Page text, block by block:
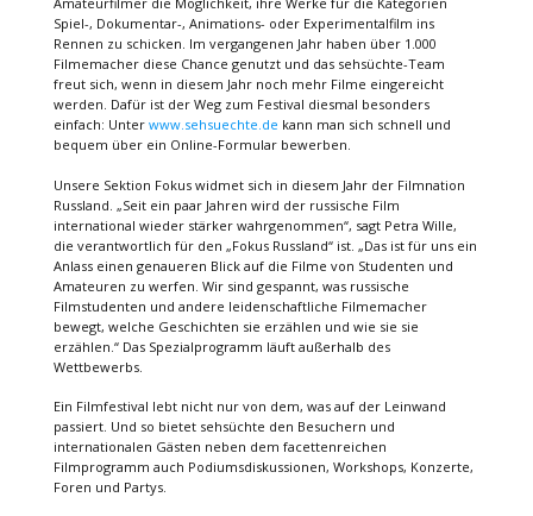
Spiel-, Dokumentar-, Animations- oder Experimentalfilm ins
Rennen zu schicken. Im vergangenen Jahr haben über 1.000
Filmemacher diese Chance genutzt und das sehsüchte-Team
freut sich, wenn in diesem Jahr noch mehr Filme eingereicht
werden. Dafür ist der Weg zum Festival diesmal besonders
einfach: Unter www.sehsuechte.de kann man sich schnell und
bequem über ein Online-Formular bewerben.
Unsere Sektion Fokus widmet sich in diesem Jahr der Filmnation
Russland. „Seit ein paar Jahren wird der russische Film
international wieder stärker wahrgenommen“, sagt Petra Wille,
die verantwortlich für den „Fokus Russland“ ist. „Das ist für uns ein
Anlass einen genaueren Blick auf die Filme von Studenten und
Amateuren zu werfen. Wir sind gespannt, was russische
Filmstudenten und andere leidenschaftliche Filmemacher
bewegt, welche Geschichten sie erzählen und wie sie sie
erzählen.“ Das Spezialprogramm läuft außerhalb des
Wettbewerbs.
Ein Filmfestival lebt nicht nur von dem, was auf der Leinwand
passiert. Und so bietet sehsüchte den Besuchern und
internationalen Gästen neben dem facettenreichen
Filmprogramm auch Podiumsdiskussionen, Workshops, Konzerte,
Foren und Partys.